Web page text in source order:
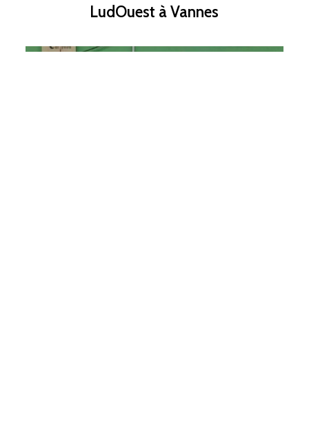
LudOuest à Vannes